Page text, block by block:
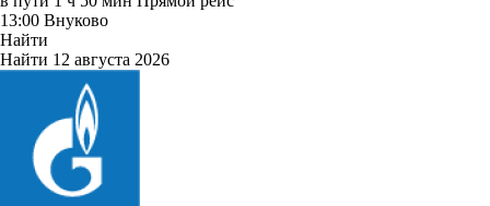
13:00 Внуково
Найти
Найти 12 августа 2026